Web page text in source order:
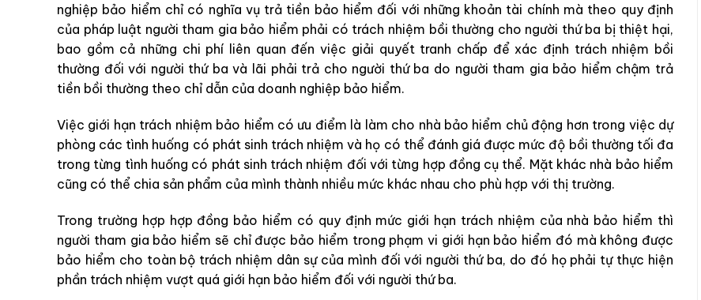
nghiệp bảo hiểm chỉ có nghĩa vụ trả tiền bảo hiểm đối với những khoản tài chính mà theo quy định
của pháp luật người tham gia bảo hiểm phải có trách nhiệm bồi thường cho người thứ ba bị thiệt hại,
bao gồm cả những chi phí liên quan đến việc giải quyết tranh chấp để xác định trách nhiệm bồi
thường đối với người thứ ba và lãi phải trả cho người thứ ba do người tham gia bảo hiểm chậm trả
tiền bồi thường theo chỉ dẫn của doanh nghiệp bảo hiểm.
Việc giới hạn trách nhiệm bảo hiểm có ưu điểm là làm cho nhà bảo hiểm chủ động hơn trong việc dự
phòng các tình huống có phát sinh trách nhiệm và họ có thể đánh giá được mức độ bồi thường tối đa
trong từng tình huống có phát sinh trách nhiệm đối với từng hợp đồng cụ thể. Mặt khác nhà bảo hiểm
cũng có thể chia sản phẩm của mình thành nhiều mức khác nhau cho phù hợp với thị trường.
Trong trường hợp hợp đồng bảo hiểm có quy định mức giới hạn trách nhiệm của nhà bảo hiểm thì
người tham gia bảo hiểm sẽ chỉ được bảo hiểm trong phạm vi giới hạn bảo hiểm đó mà không được
bảo hiểm cho toàn bộ trách nhiệm dân sự của mình đối với người thứ ba, do đó họ phải tự thực hiện
phần trách nhiệm vượt quá giới hạn bảo hiểm đối với người thứ ba.